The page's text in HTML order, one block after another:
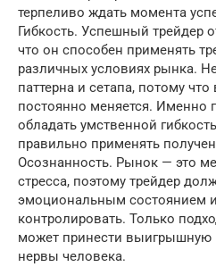
терпеливо ждать момента
Гибкость. Успешный трейдер
что он способен применять
различных условиях рынка.
паттерна и сетапа, потому
постоянно меняется. Именно
обладать умственной
правильно применять
Осознанность. Рынок — это
стресса, поэтому трейдер
эмоциональным состоянием и
контролировать. Только
может принести выигрышную
нервы человека.